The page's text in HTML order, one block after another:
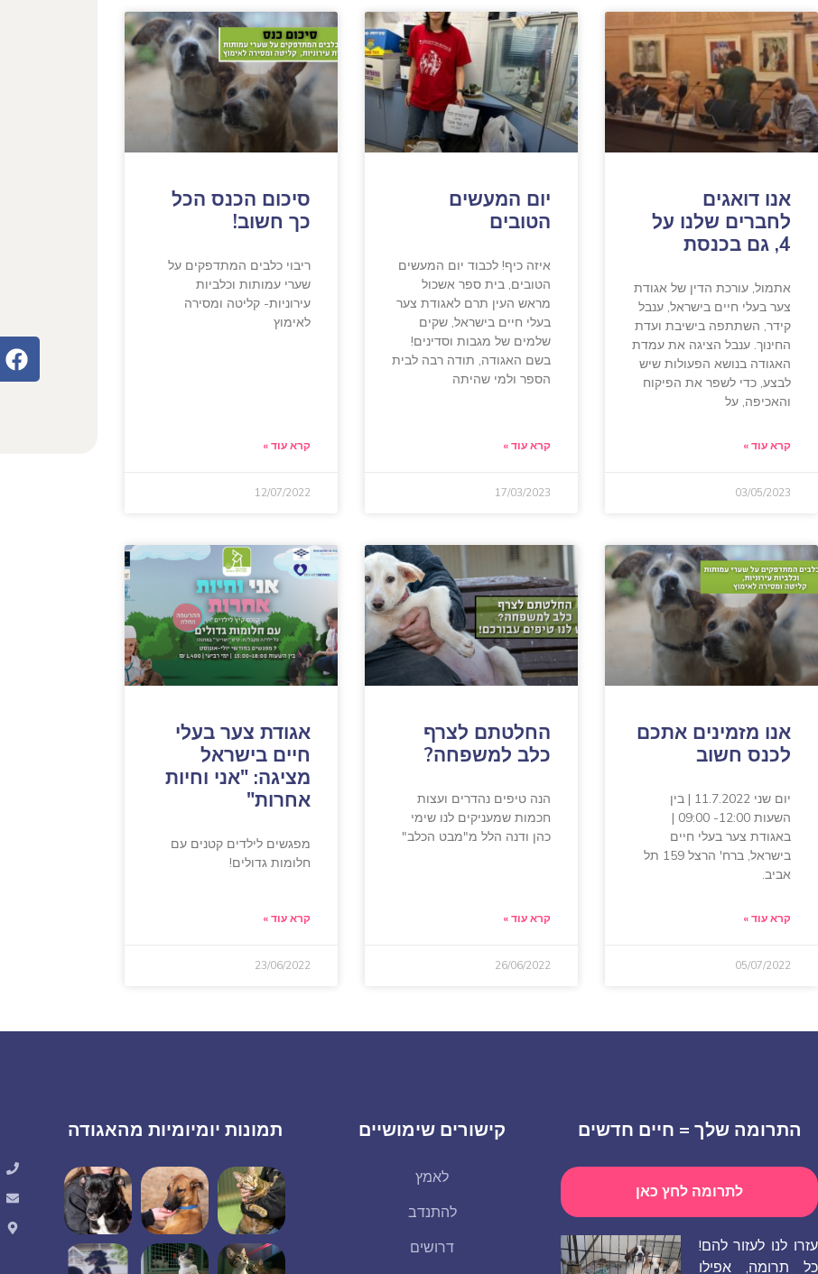
אנו דואגים
לחברים שלנו על
4, גם בכנסת
אתמול, עורכת הדין של אגודת
צער בעלי חיים בישראל, ענבל
קידר, השתתפה בישיבת ועדת
החינוך. ענבל הציגה את עמדת
האגודה בנושא הפעולות שיש
לבצע, כדי לשפר את הפיקוח
והאכיפה, על
קרא עוד »
03/05/2023
יום המעשים
הטובים
איזה כיף! לכבוד יום המעשים
הטובים, בית ספר אשכול
מראש העין תרם לאגודת צער
בעלי חיים בישראל, שקים
שלמים של מגבות וסדינים!
בשם האגודה, תודה רבה לבית
הספר ולמי שהיתה
קרא עוד »
17/03/2023
סיכום הכנס הכל
כך חשוב!
ריבוי כלבים המתדפקים על
שערי עמותות וכלביות
עירוניות- קליטה ומסירה
לאימוץ
קרא עוד »
12/07/2022
אנו מזמינים אתכם
לכנס חשוב
יום שני 11.7.2022 | בין
השעות 12:00- 09:00 |
באגודת צער בעלי חיים
בישראל, ברח' הרצל 159 תל
אביב.
קרא עוד »
05/07/2022
החלטתם לצרף
כלב למשפחה?
הנה טיפים נהדרים ועצות
חכמות שמעניקים לנו שימי
כהן ודנה הלל מ"מבט הכלב"
קרא עוד »
26/06/2022
אגודת צער בעלי
חיים בישראל
מציגה: "אני וחיות
אחרות"
מפגשים לילדים קטנים עם
חלומות גדולים!
קרא עוד »
23/06/2022
התרומה שלך = חיים חדשים
לתרומה לחץ כאן
עזרו לנו לעזור להם!
כל תרומה, אפילו
קישורים שימושיים
לאמץ
להתנדב
דרושים
תמונות יומיומיות מהאגודה